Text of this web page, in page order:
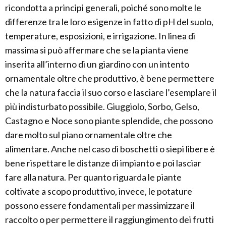
ricondotta a principi generali, poiché sono molte le
differenze tra le loro esigenze in fatto di pH del suolo,
temperature, esposizioni, e irrigazione. In linea di
massima si può affermare che se la pianta viene
inserita all’interno di un giardino con un intento
ornamentale oltre che produttivo, è bene permettere
che la natura faccia il suo corso e lasciare l’esemplare il
più indisturbato possibile. Giuggiolo, Sorbo, Gelso,
Castagno e Noce sono piante splendide, che possono
dare molto sul piano ornamentale oltre che
alimentare. Anche nel caso di boschetti o siepi libere è
bene rispettare le distanze di impianto e poi lasciar
fare alla natura. Per quanto riguarda le piante
coltivate a scopo produttivo, invece, le potature
possono essere fondamentali per massimizzare il
raccolto o per permettere il raggiungimento dei frutti